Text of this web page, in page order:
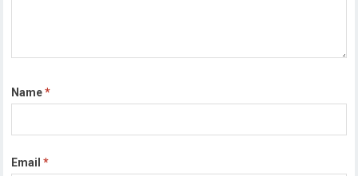
Name*
Email*